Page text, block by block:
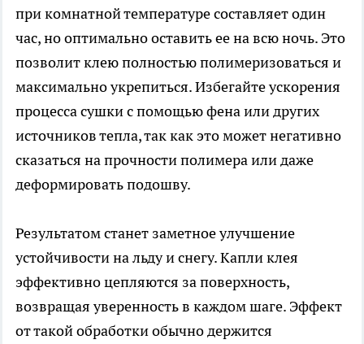
при комнатной температуре составляет один
час, но оптимально оставить ее на всю ночь. Это
позволит клею полностью полимеризоваться и
максимально укрепиться. Избегайте ускорения
процесса сушки с помощью фена или других
источников тепла, так как это может негативно
сказаться на прочности полимера или даже
деформировать подошву.
Результатом станет заметное улучшение
устойчивости на льду и снегу. Капли клея
эффективно цепляются за поверхность,
возвращая уверенность в каждом шаге. Эффект
от такой обработки обычно держится